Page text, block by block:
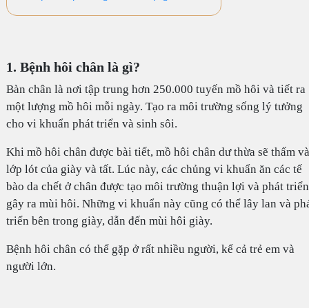
1. Bệnh hôi chân là gì?
Bàn chân là nơi tập trung hơn 250.000 tuyến mồ hôi và tiết ra
một lượng mồ hôi mỗi ngày. Tạo ra môi trường sống lý tưởng
cho vi khuẩn phát triển và sinh sôi.
Khi mồ hôi chân được bài tiết, mồ hôi chân dư thừa sẽ thấm
lớp lót của giày và tất. Lúc này, các chủng vi khuẩn ăn các tế
bào da chết ở chân được tạo môi trường thuận lợi và phát
gây ra mùi hôi. Những vi khuẩn này cũng có thể lây lan và
triển bên trong giày, dẫn đến mùi hôi giày.
Bệnh hôi chân có thể gặp ở rất nhiều người, kể cả trẻ em và
người lớn.